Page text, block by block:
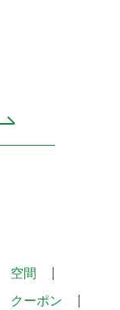
空間
クーポン